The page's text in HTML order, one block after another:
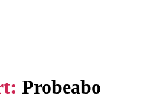
Probeabo